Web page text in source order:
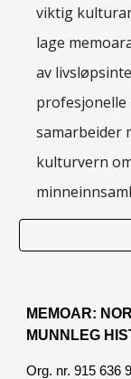
viktig
lage
av
profesjonelle
samarbeider
kulturvern
MEMOAR:
MUNNLEG
Org. nr. 915 636